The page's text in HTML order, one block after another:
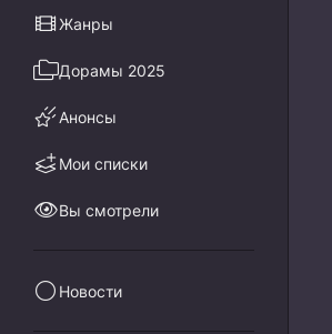
Жанры
Дорамы 2025
Анонсы
Мои списки
Вы смотрели
Новости